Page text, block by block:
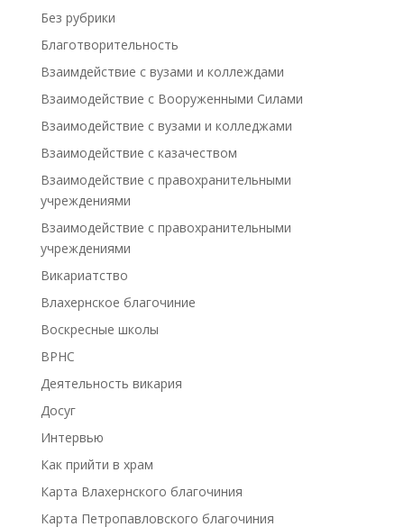
Без рубрики
Благотворительность
Взаимдействие с вузами и коллеждами
Взаимодействие с Вооруженными Силами
Взаимодействие с вузами и колледжами
Взаимодействие с казачеством
Взаимодействие с правохранительными
учреждениями
Взаимодействие с правохранительными
учреждениями
Викариатство
Влахернское благочиние
Воскресные школы
ВРНС
Деятельность викария
Досуг
Интервью
Как прийти в храм
Карта Влахернского благочиния
Карта Петропавловского благочиния